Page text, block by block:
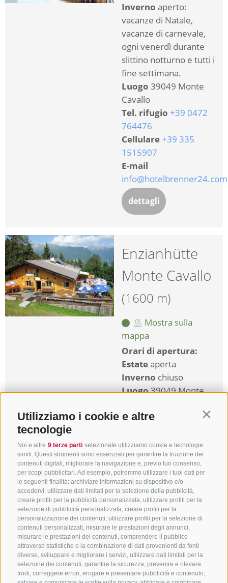
Utilizziamo i cookie e altre
tecnologie
Noi e altre 9 terze parti selezionate utilizziamo cookie e tecnologie
simili. Questi strumenti sono essenziali per garantire la fruizione dei
contenuti digitali, migliorare la navigazione e, previo tuo consenso,
per scopi pubblicitari. Ad esempio, potremmo utilizzare i tuoi dati per
le seguenti finalità: archiviare informazioni su dispositivo e/o
accedervi, utilizzare dati limitati per la selezione della pubblicità,
creare profili per la pubblicità personalizzata, utilizzare profili per la
selezione di pubblicità personalizzata, creare profili per la
personalizzazione dei contenuti, utilizzare profili per la selezione di
contenuti personalizzati, misurare le prestazioni degli annunci,
misurare le prestazioni dei contenuti, comprendere il pubblico
attraverso statistiche o la combinazione di dati provenienti da fonti
diverse, sviluppare e migliorare i servizi, utilizzare dati limitati per la
selezione dei contenuti, garantire la sicurezza, prevenire e rilevare
frodi, correggere errori, erogare e presentare pubblicità e contenuto,
Inverno aperto:
vacanze di Natale,
vacanze di carnevale,
ogni venerdì durante
slittino notturno e tutti i
fine settimana.
Luogo 39049 Monte
Cavallo
Tel. rifugio +39 0472
764476
Cellulare +39 335
1515907
E-mail
info@hotelbrenner24.com
dettagli
Enzianhütte
Monte Cavallo
(1600 m)
Mostra sulla
mappa
Orari di apertura:
Estateaperta
Inverno chiuso
Luogo39049 Monte
Cellulare
dettagli
Furlhütte
(1860 m)
Mostra sulla
mappa
Orari di apertura: